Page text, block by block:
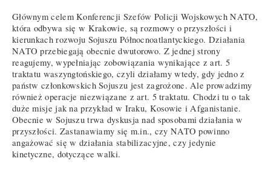
Głównym celem Konferencji Szefów Policji Wojskowych NATO,
która odbywa się w Krakowie, są rozmowy o przyszłości i
kierunkach rozwoju Sojuszu Północnoatlantyckiego. Działania
NATO przebiegają obecnie dwutorowo. Z jednej strony
reagujemy, wypełniając zobowiązania wynikające z art. 5
traktatu waszyngtońskiego, czyli działamy wtedy, gdy jedno z
państw członkowskich Sojuszu jest zagrożone. Ale prowadzimy
również operacje niezwiązane z art. 5 traktatu. Chodzi tu o tak
duże misje jak na przykład w Iraku, Kosowie i Afganistanie.
Obecnie w Sojuszu trwa dyskusja nad sposobami działania w
przyszłości. Zastanawiamy się m.in., czy NATO powinno
angażować się w działania stabilizacyjne, czy jedynie
kinetyczne, dotyczące walki.